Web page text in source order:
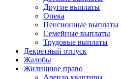
Другие выплаты
Опека
Пенсионные выплаты
Семейные выплаты
Трудовые выплаты
Декретный отпуск
Жалобы
Жилищное право
Аренда квартиры